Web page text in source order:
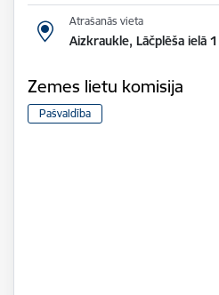
Atrašanās vieta
Aizkraukle, Lāčplēša ielā 1
Zemes lietu komisija
Pašvaldība